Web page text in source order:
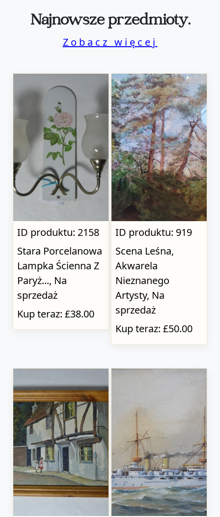
Najnowsze przedmioty.
Zobacz więcej
ID produktu: 2158
Stara Porcelanowa
Lampka Ścienna Z
Paryż..., Na
sprzedaż
Kup teraz: £38.00
ID produktu: 919
Scena Leśna,
Akwarela
Nieznanego
Artysty, Na
sprzedaż
Kup teraz: £50.00